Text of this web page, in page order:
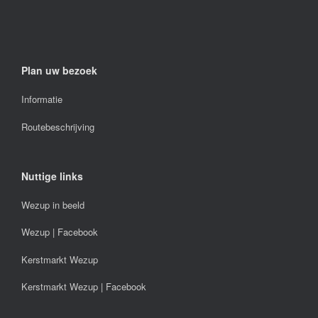
Plan uw bezoek
Informatie
Routebeschrijving
Nuttige links
Wezup in beeld
Wezup | Facebook
Kerstmarkt Wezup
Kerstmarkt Wezup | Facebook